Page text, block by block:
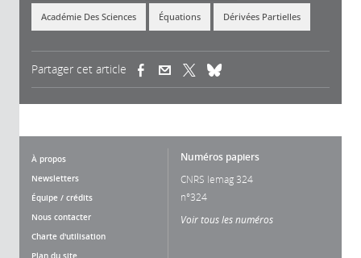
Académie Des Sciences Équations Dérivées Partielles
Partager cet article (link is external)(link is external)
À propos
Newsletters
Équipe / crédits
Nous contacter
Charte d'utilisation
Plan du site
Numéros papiers
CNRS lemag 324
n°324
Voir tous les numéros